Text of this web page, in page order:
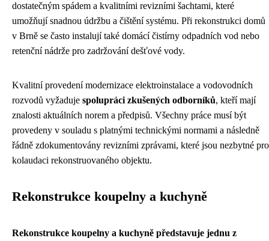
dostatečným spádem a kvalitními revizními šachtami, které
umožňují snadnou údržbu a čištění systému. Při rekonstrukci domů
v Brně se často instalují také domácí čistírny odpadních vod nebo
retenční nádrže pro zadržování dešťové vody.
Kvalitní provedení modernizace elektroinstalace a vodovodních
rozvodů vyžaduje spolupráci zkušených odborníků, kteří mají
znalosti aktuálních norem a předpisů. Všechny práce musí být
provedeny v souladu s platnými technickými normami a následně
řádně zdokumentovány revizními zprávami, které jsou nezbytné pro
kolaudaci rekonstruovaného objektu.
Rekonstrukce koupelny a kuchyně
Rekonstrukce koupelny a kuchyně představuje jednu z